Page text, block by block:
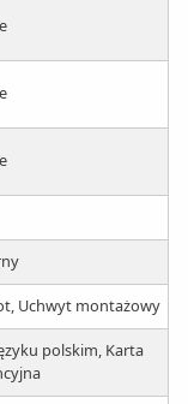
Uchwyt montażowy
polskim, Karta